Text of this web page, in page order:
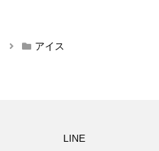
アイス
LINE